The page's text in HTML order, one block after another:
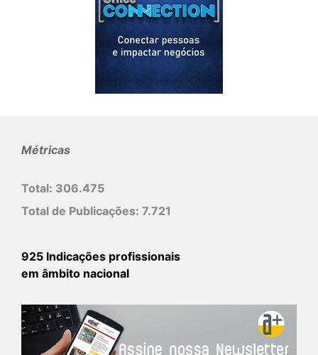
Métricas
Total: 306.475
Total de Publicações: 7.721
925 Indicações profissionais
em âmbito nacional